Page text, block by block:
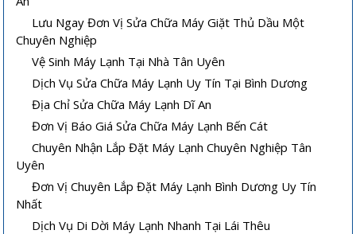
Lưu Ngay Đơn Vị Sửa Chữa Máy Giặt Thủ Dầu Một
Chuyên Nghiệp
Vệ Sinh Máy Lạnh Tại Nhà Tân Uyên
Dịch Vụ Sửa Chữa Máy Lạnh Uy Tín Tại Bình Dương
Địa Chỉ Sửa Chữa Máy Lạnh Dĩ An
Đơn Vị Báo Giá Sửa Chữa Máy Lạnh Bến Cát
Chuyên Nhận Lắp Đặt Máy Lạnh Chuyên Nghiệp Tân
Uyên
Đơn Vị Chuyên Lắp Đặt Máy Lạnh Bình Dương Uy Tín
Nhất
Dịch Vụ Di Dời Máy Lạnh Nhanh Tại Lái Thêu